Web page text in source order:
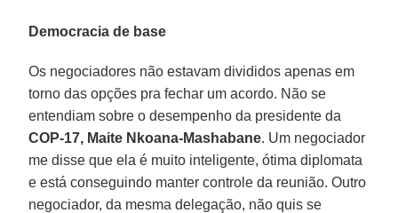
Democracia de base
Os negociadores não estavam divididos apenas em
torno das opções pra fechar um acordo. Não se
entendiam sobre o desempenho da presidente da
COP-17, Maite Nkoana-Mashabane. Um negociador
me disse que ela é muito inteligente, ótima diplomata
e está conseguindo manter controle da reunião. Outro
negociador, da mesma delegação, não quis se